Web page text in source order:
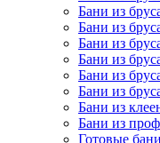
Бани из
Бани из
Бани из
Бани из
Бани из
Бани из
Бани из
Бани из
Готовые